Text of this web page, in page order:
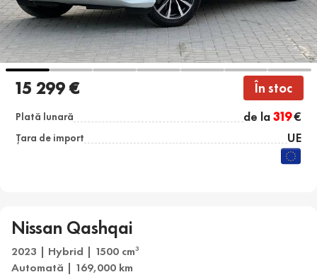
15 299 € În stoc
Plată lunară de la319€
Țara de import UE
Nissan Qashqai
2023 | Hybrid | 1500 cm3
Automată | 169,000 km